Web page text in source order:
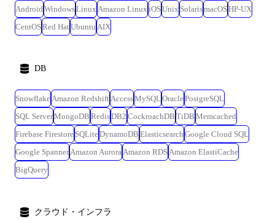
Android WindowsLinux Amazon Linux iOSUnix SolarismacOSHP-UX
CentOSRed HatUbuntu AIX
DB
SnowflakeAmazon RedshiftAccessMySQL OraclePostgreSQL
SQL ServerMongoDB RedisDB2 CockroachDB TiDB Memcached
Firebase Firestore SQLiteDynamoDB Elasticsearch Google Cloud SQL
Google SpannerAmazon AuroraAmazon RDSAmazon ElastiCache
BigQuery
クラウド・インフラ